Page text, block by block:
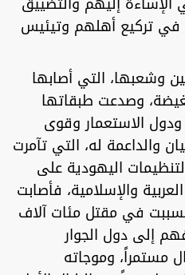
في تركيع أهلهم وتيئيس
وشعبها، التي أصابها
وصدعت طبقاتها
ودول الاستعمار وقوى
والداعمة له، التي تآمرت
اليهودية على
والإسلامية، فأصابت
في مقتل مئات آلاف
إلى دول الجوار
مستمراً، وموجاته